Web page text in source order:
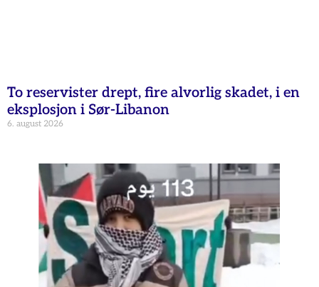
To reservister drept, fire alvorlig skadet, i en
eksplosjon i Sør-Libanon
6. august 2026